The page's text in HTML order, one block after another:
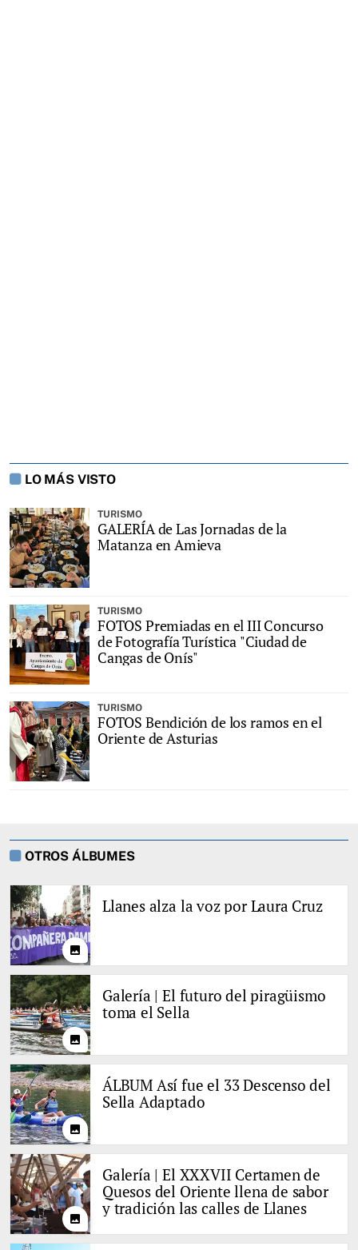
LO MÁS VISTO
TURISMO
GALERÍA de Las Jornadas de la
Matanza en Amieva
TURISMO
FOTOS Premiadas en el III Concurso
de Fotografía Turística "Ciudad de
Cangas de Onís"
TURISMO
FOTOS Bendición de los ramos en el
Oriente de Asturias
OTROS ÁLBUMES
photo
Llanes alza la voz por Laura Cruz
photo
Galería | El futuro del piragüismo
toma el Sella
photo
ÁLBUM Así fue el 33 Descenso del
Sella Adaptado
photo
Galería | El XXXVII Certamen de
Quesos del Oriente llena de sabor
y tradición las calles de Llanes